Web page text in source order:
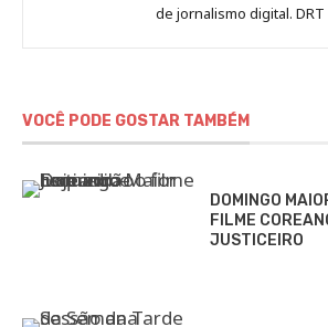
de jornalismo digital. DRT
VOCÊ PODE GOSTAR TAMBÉM
DOMINGO
FILME
JUSTICEIRO